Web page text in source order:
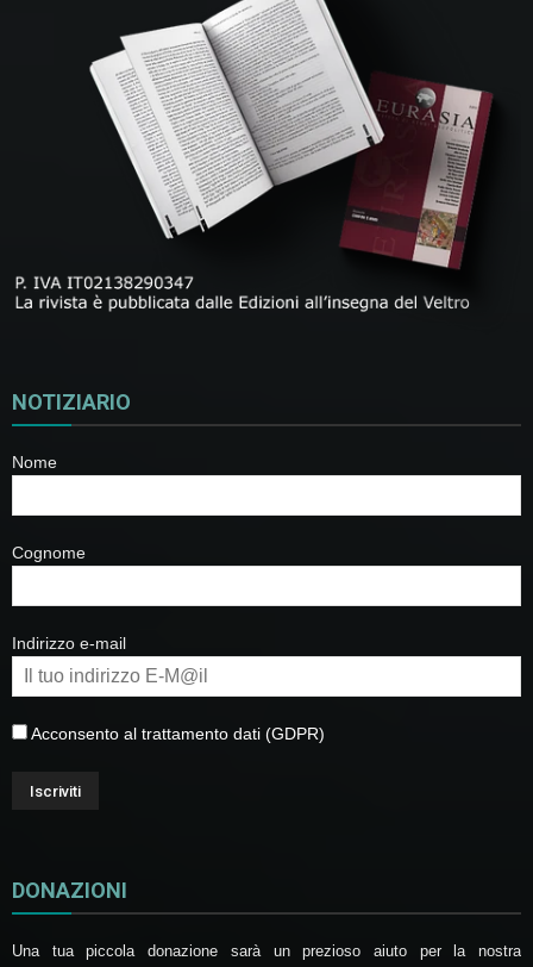
NOTIZIARIO
Nome
Cognome
Indirizzo e-mail
Acconsento al trattamento dati (GDPR)
DONAZIONI
Una tua piccola donazione sarà un prezioso aiuto per la nostra